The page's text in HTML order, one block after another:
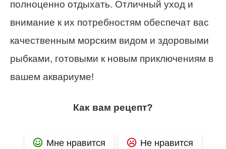
полноценно отдыхать. Отличный уход и
внимание к их потребностям обеспечат вас
качественным морским видом и здоровыми
рыбками, готовыми к новым приключениям в
вашем аквариуме!
Как вам рецепт?
Мне нравится Не нравится